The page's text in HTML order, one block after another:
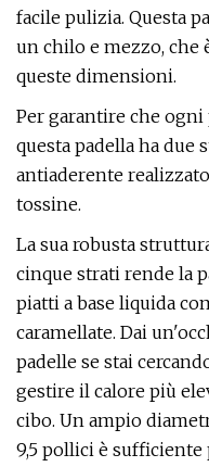
facile pulizia. Questa
un chilo e mezzo, che
queste dimensioni.
Per garantire che
questa padella ha
antiaderente
tossine.
La sua robusta
cinque strati rende la
piatti a base liquida
caramellate. Dai
padelle se stai
gestire il calore più
cibo. Un ampio
9,5 pollici è